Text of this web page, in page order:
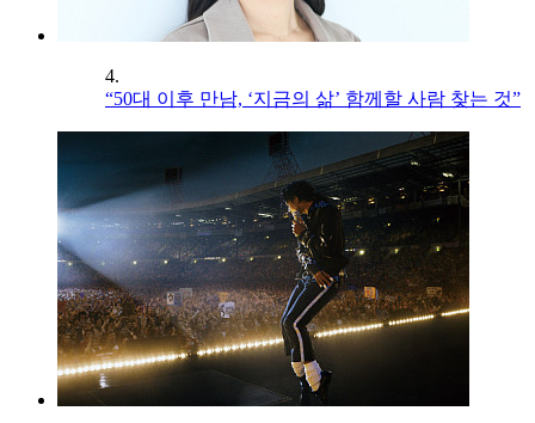
4.
“50대 이후 만남, ‘지금의 삶’ 함께할 사람 찾는 것”